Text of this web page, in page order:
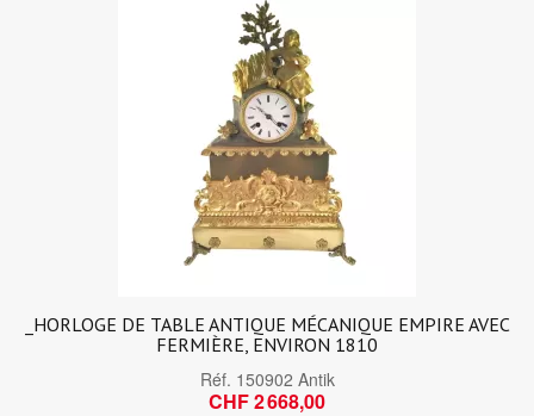
_HORLOGE DE TABLE ANTIQUE MÉCANIQUE EMPIRE AVEC
FERMIÈRE, ENVIRON 1810
Réf. 150902 Antik
CHF 2 668,00